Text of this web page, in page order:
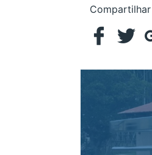
Compartilhar